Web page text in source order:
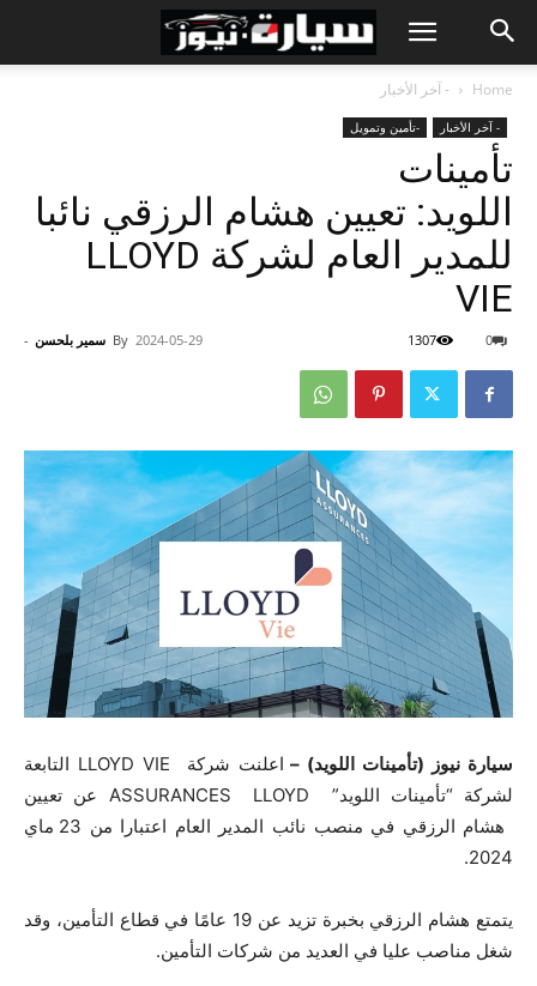
Home - آخر الأخبار
- آخر الأخبار -تأمين وتمويل
تأمينات
اللويد: تعيين هشام الرزقي نائبا
للمدير العام لشركة LLOYD
VIE
By سمير بلحسن - 2024-05-29 0
1307
سيارة نيوز (تأمينات اللويد) – اعلنت شركة LLOYD VIE التابعة
لشركة “تأمينات اللويد”
LLOYD
ASSURANCES عن تعيين
هشام الرزقي في منصب نائب المدير العام اعتبارا من 23 ماي
2024.
يتمتع هشام الرزقي بخبرة تزيد عن 19 عامًا في قطاع التأمين، وقد
شغل مناصب عليا في العديد من شركات التأمين.